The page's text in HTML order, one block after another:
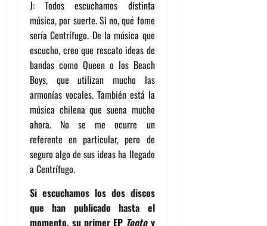
J: Todos escuchamos distinta
música, por suerte. Si no, qué fome
sería Centrífugo. De la música que
escucho, creo que rescato ideas de
bandas como Queen o los Beach
Boys, que utilizan mucho las
armonías vocales. También está la
música chilena que suena mucho
ahora. No se me ocurre un
referente en particular, pero de
seguro algo de sus ideas ha llegado
a Centrífugo.
Si escuchamos los dos discos
que han publicado hasta el
momento, su primer EP Tontoy